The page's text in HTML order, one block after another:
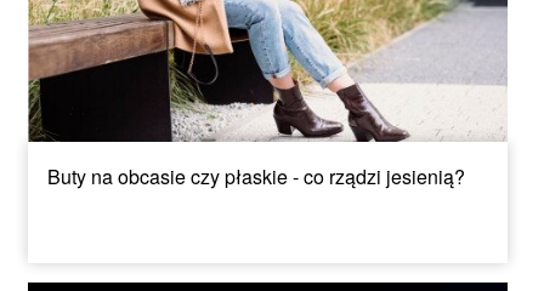
Buty na obcasie czy płaskie - co rządzi jesienią?